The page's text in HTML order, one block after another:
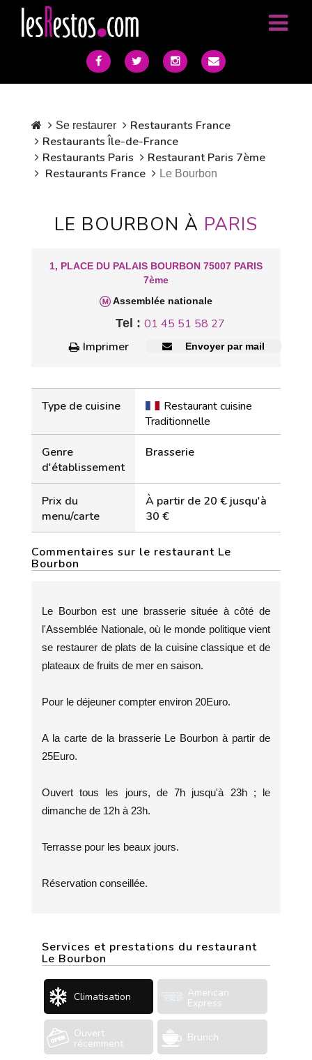
Se restaurer
Restaurants France
Restaurants Île-de-France
Restaurants Paris
Restaurant Paris 7ème
Restaurants France
Le Bourbon
LE BOURBON À PARIS
1, PLACE DU PALAIS BOURBON 75007 PARIS
7ème
Assemblée nationale
Tel : 01 45 51 58 27
Imprimer
Envoyer par mail
Type de cuisine
Restaurant cuisine
Traditionnelle
Genre
d'établissement
Brasserie
Prix du
menu/carte
À partir de 20 € jusqu'à
30 €
Commentaires sur le restaurant Le
Bourbon
Le Bourbon est une brasserie située à côté de
l'Assemblée Nationale, où le monde politique vient
se restaurer de plats de la cuisine classique et de
plateaux de fruits de mer en saison.
Pour le déjeuner compter environ 20Euro.
A la carte de la brasserie Le Bourbon à partir de
25Euro.
Ouvert tous les jours, de 7h jusqu'à 23h ; le
dimanche de 12h à 23h.
Terrasse pour les beaux jours.
Réservation conseillée.
Services et prestations du restaurant
Le Bourbon
Climatisation American
Express
Ouvert
récemment Brunch